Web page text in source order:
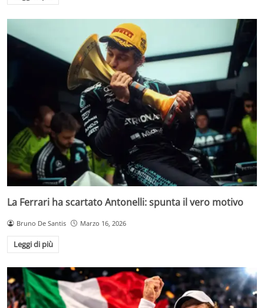
La Ferrari ha scartato Antonelli: spunta il vero motivo
Bruno De Santis Marzo 16, 2026
Leggi di più